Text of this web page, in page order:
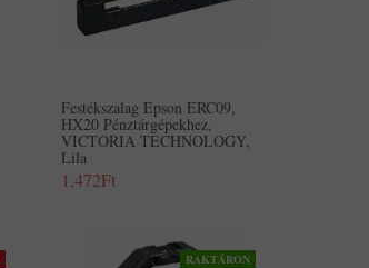
Festékszalag Epson ERC09,
HX20 Pénztárgépekhez,
VICTORIA TECHNOLOGY,
Lila
1,472Ft
RAKTÁRON